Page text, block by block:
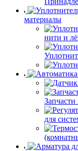
материалы
нити и
для